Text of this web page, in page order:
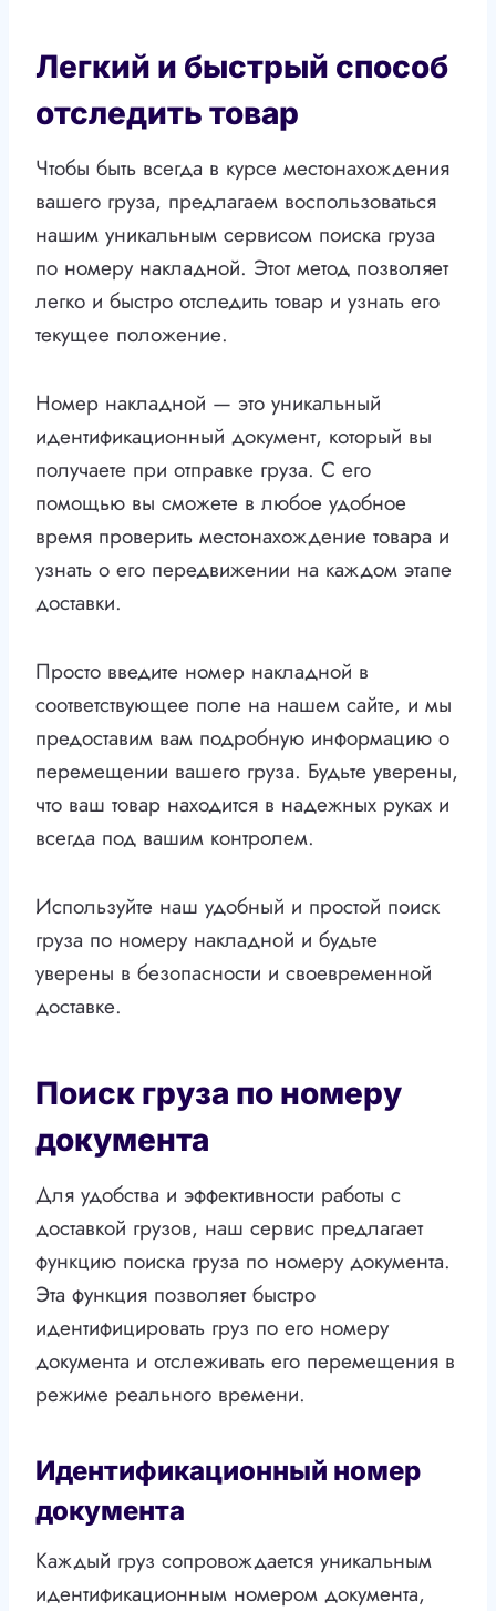
Легкий и быстрый способ
отследить товар
Чтобы быть всегда в курсе местонахождения
вашего груза, предлагаем воспользоваться
нашим уникальным сервисом поиска груза
по номеру накладной. Этот метод позволяет
легко и быстро отследить товар и узнать его
текущее положение.
Номер накладной — это уникальный
идентификационный документ, который вы
получаете при отправке груза. С его
помощью вы сможете в любое удобное
время проверить местонахождение товара и
узнать о его передвижении на каждом этапе
доставки.
Просто введите номер накладной в
соответствующее поле на нашем сайте, и мы
предоставим вам подробную информацию о
перемещении вашего груза. Будьте уверены,
что ваш товар находится в надежных руках и
всегда под вашим контролем.
Используйте наш удобный и простой поиск
груза по номеру накладной и будьте
уверены в безопасности и своевременной
доставке.
Поиск груза по номеру
документа
Для удобства и эффективности работы с
доставкой грузов, наш сервис предлагает
функцию поиска груза по номеру документа.
Эта функция позволяет быстро
идентифицировать груз по его номеру
документа и отслеживать его перемещения в
режиме реального времени.
Идентификационный номер
документа
Каждый груз сопровождается уникальным
идентификационным номером документа,